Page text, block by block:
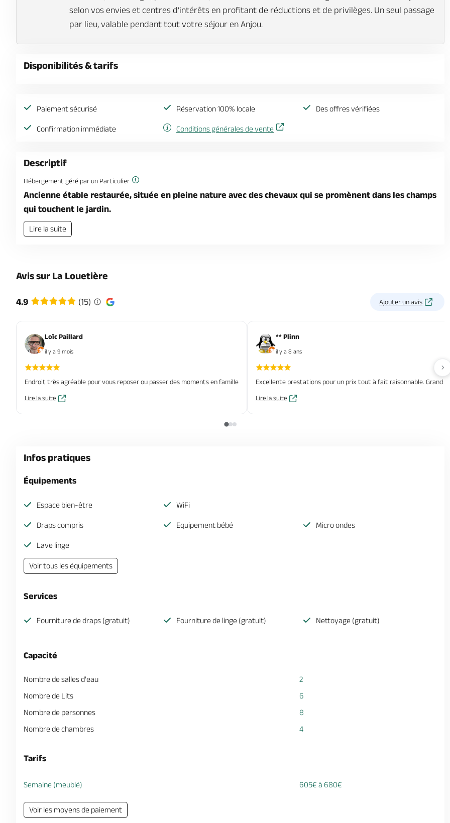
selon vos envies et centres d’intérêts en profitant de réductions et de privilèges. Un seul passage
par lieu, valable pendant tout votre séjour en Anjou.
Disponibilités & tarifs
Paiement sécurisé Réservation 100% locale Des offres vérifiées
Confirmation immédiate Conditions générales de vente
Descriptif
Hébergement géré par un Particulier
Ancienne étable restaurée, située en pleine nature avec des chevaux qui se promènent dans les champs
qui touchent le jardin.
Lire la suite
Avis sur La Louetière
4.9 (15) Ajouter un avis
Loïc Paillard
il y a 9 mois
Endroit très agréable pour vous reposer ou passer des moments en famille
Lire la suite
** Plinn
il y a 8 ans
Excellente prestations pour un prix tout à fait raisonnable. Grand
Lire la suite
Infos pratiques
Équipements
Espace bien-être WiFi
Draps compris Equipement bébé Micro ondes
Lave linge
Voir tous les équipements
Services
Fourniture de draps (gratuit) Fourniture de linge (gratuit) Nettoyage (gratuit)
Capacité
Nombre de salles d'eau
2
Nombre de Lits
6
Nombre de personnes
8
Nombre de chambres
4
Tarifs
Semaine (meublé) 605€ à 680€
Voir les moyens de paiement